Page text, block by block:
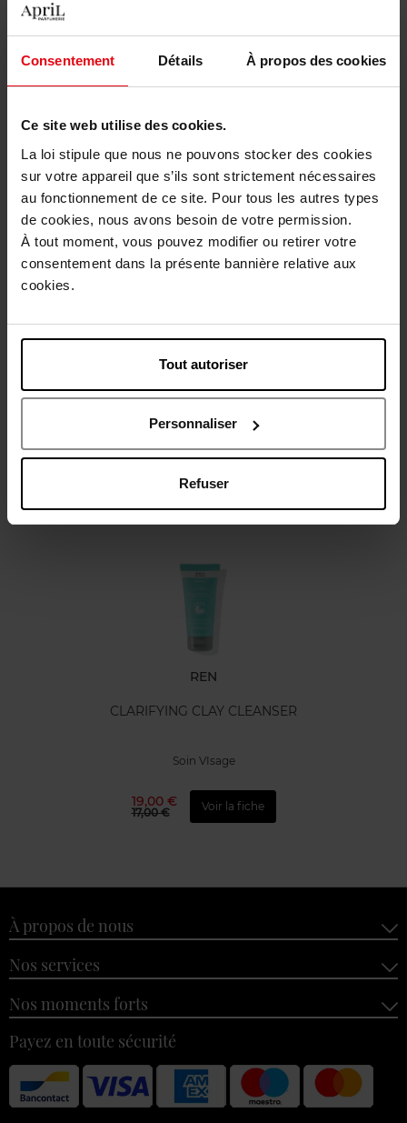
Consentement Détails À propos des cookies
Ce site web utilise des cookies.
La loi stipule que nous ne pouvons stocker des cookies
sur votre appareil que s’ils sont strictement nécessaires
au fonctionnement de ce site. Pour tous les autres types
de cookies, nous avons besoin de votre permission.
À tout moment, vous pouvez modifier ou retirer votre
consentement dans la présente bannière relative aux
cookies.
Tout autoriser
Personnaliser
Refuser
En stock
Retour gratuit dans votre magasin
Description
Caractéristiques
Politique relative aux avis des clients
Oublié quelque chose ?
REN
CLARIFYING CLAY CLEANSER
Soin VIsage
19,00 €
17,00 € Voir la fiche
À propos de nous
Nos services
Nos moments forts
Payez en toute sécurité